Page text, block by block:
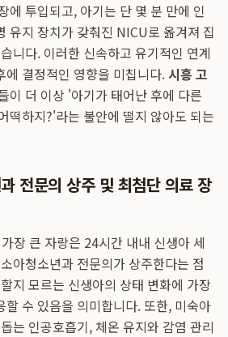
에 투입되고, 아기는 단 몇 분 만에 인
유지 장치가 갖춰진 NICU로 옮겨져 집
니다. 이러한 신속하고 유기적인 연계
에 결정적인 영향을 미칩니다.시흥 고
이 더 이상 '아기가 태어난 후에 다른
떡하지?'라는 불안에 떨지 않아도 되는
전문의 상주 및 최첨단 의료 장
장 큰 자랑은 24시간 내내 신생아 세
아청소년과 전문의가 상주한다는 점
지 모르는 신생아의 상태 변화에 가장
할 수 있음을 의미합니다. 또한, 미숙아
는 인공호흡기, 체온 유지와 감염 관리